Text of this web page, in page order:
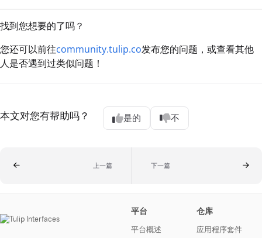
找到您想要的了吗？
您还可以前往community.tulip.co发布您的问题，或查看其他
人是否遇到过类似问题！
本文对您有帮助吗？ 是的 不
上一篇 下一篇
平台
平台概述
仓库
应用程序套件